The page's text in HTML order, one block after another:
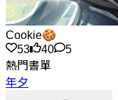
Cookie🍪
53
40
5
熱門書單
年夕